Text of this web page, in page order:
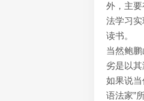
外，主
法学习
读书。
当然鲍
劣是以
如果说
语法家”